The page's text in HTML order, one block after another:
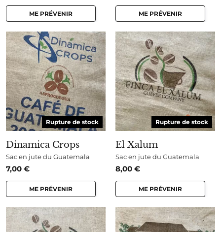
ME PRÉVENIR ME PRÉVENIR
Rupture de stock
Dinamica Crops
Sac en jute du Guatemala
7,00 €
ME PRÉVENIR
Rupture de stock
El Xalum
Sac en jute du Guatemala
8,00 €
ME PRÉVENIR